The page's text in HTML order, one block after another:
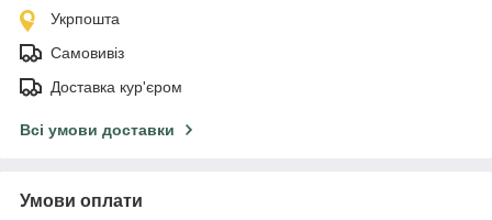
Укрпошта
Самовивіз
Доставка кур'єром
Всі умови доставки
Умови оплати